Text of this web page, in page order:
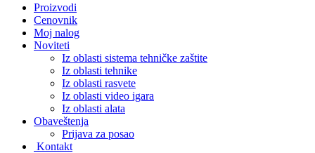
Proizvodi
Cenovnik
Moj nalog
Noviteti
Iz oblasti sistema tehničke zaštite
Iz oblasti tehnike
Iz oblasti rasvete
Iz oblasti video igara
Iz oblasti alata
Obaveštenja
Prijava za posao
Kontakt